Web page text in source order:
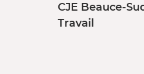
CJE Beauce-
Travail